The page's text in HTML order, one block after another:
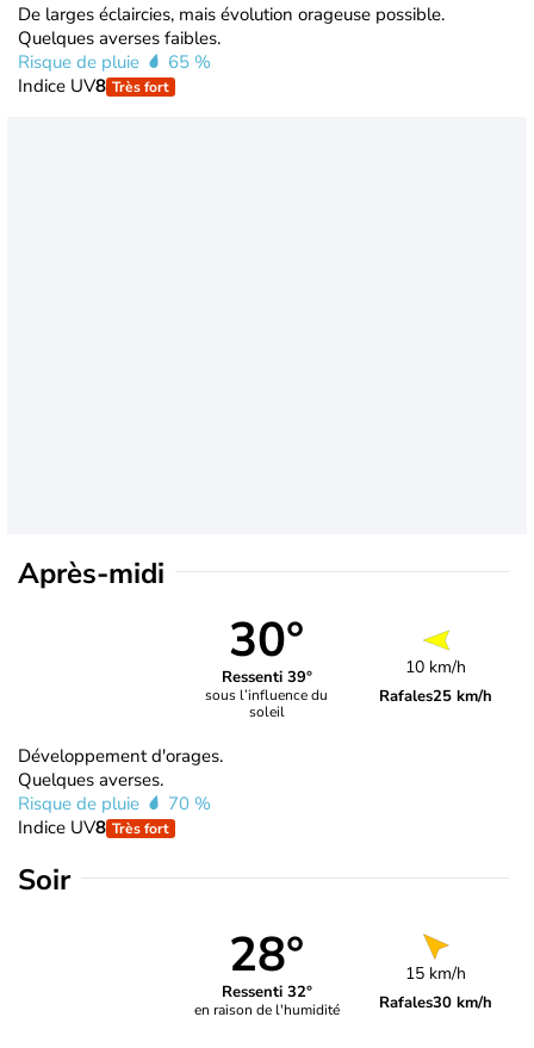
De larges éclaircies, mais évolution orageuse possible.
Quelques averses faibles.
Risque de pluie
65 %
Indice UV8 Très fort
Après-midi
30°
Ressenti 39°
sous l’influence du
soleil
10 km/h
Rafales25 km/h
Développement d'orages.
Quelques averses.
Risque de pluie
70 %
Indice UV8 Très fort
Soir
28°
Ressenti 32°
en raison de l'humidité
15 km/h
Rafales30 km/h